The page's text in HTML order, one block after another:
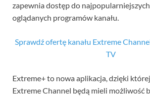
zapewnia dostęp do
oglądanych programów kanału.
Sprawdź ofertę kanału Extreme
TV
Extreme+ to nowa aplikacja, dzięki
Extreme Channel będą mieli możliwość